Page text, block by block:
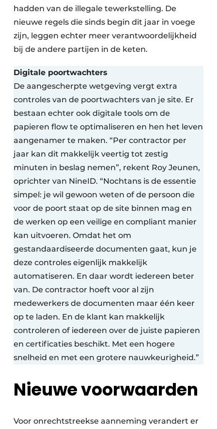
hadden van de illegale tewerkstelling. De
nieuwe regels die sinds begin dit jaar in voege
zijn, leggen echter meer verantwoordelijkheid
bij de andere partijen in de keten.
Digitale poortwachters
De aangescherpte wetgeving vergt extra
controles van de poortwachters van je site. Er
bestaan echter ook digitale tools om de
papieren flow te optimaliseren en hen het leven
aangenamer te maken. “Per contractor per
jaar kan dit makkelijk veertig tot zestig
minuten in beslag nemen”, rekent Roy Jeunen,
oprichter van NineID. “Nochtans is de essentie
simpel: je wil gewoon weten of de persoon die
voor de poort staat op de site binnen mag en
de werken op een veilige en compliant manier
kan uitvoeren. Omdat het om
gestandaardiseerde documenten gaat, kun je
deze controles eigenlijk makkelijk
automatiseren. En daar wordt iedereen beter
van. De contractor hoeft voor al zijn
medewerkers de documenten maar één keer
op te laden. En de klant kan makkelijk
controleren of iedereen over de juiste papieren
en certificaties beschikt. Met een hogere
snelheid en met een grotere nauwkeurigheid.”
Nieuwe voorwaarden
Voor onrechtstreekse aanneming verandert er